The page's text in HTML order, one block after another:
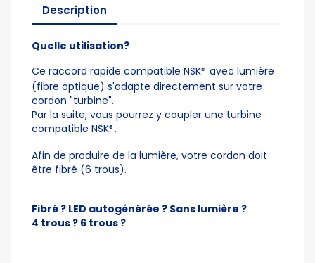
Description
Quelle utilisation?
Ce raccord rapide compatible NSK® avec lumière
(fibre optique) s'adapte directement sur votre
cordon "turbine".
Par la suite, vous pourrez y coupler une turbine
compatible NSK® .
Afin de produire de la lumière, votre cordon doit
être fibré (6 trous).
Fibré ? LED autogénérée ? Sans lumière ?
4 trous ? 6 trous ?